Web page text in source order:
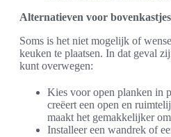
Alternatieven voor bovenkastjes
Soms is het niet mogelijk of
keuken te plaatsen. In dat geval
kunt overwegen:
Kies voor open planken in
creëert een open en
maakt het gemakkelijker
Installeer een wandrek of